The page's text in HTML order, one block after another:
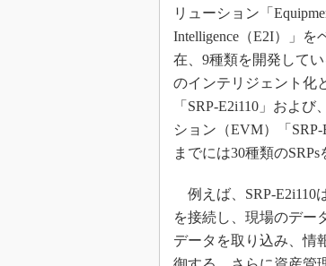
リューション「
Intelligence（E2I）」を
在、9種類を開発して
のインテリジェント化
「SRP-E2i110」およ
ション（EVM）「
までには30種類のSRPs
例えば、SRP-E2i110
を接続し、現場のデー
データを取り込み、情